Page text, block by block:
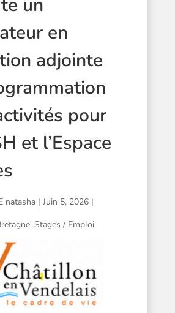
un
en
adjointe
pour
et l’Espace
natasha| Juin 5, 2026|
, Stages / Emploi